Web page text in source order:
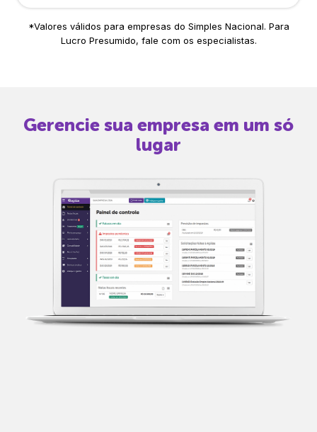
*Valores válidos para empresas do Simples Nacional. Para
Lucro Presumido, fale com os especialistas.
Gerencie sua empresa em um só
lugar